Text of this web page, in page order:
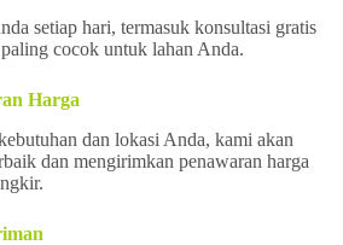
setiap hari, termasuk konsultasi gratis
cocok untuk lahan Anda.
Harga
dan lokasi Anda, kami akan
dan mengirimkan penawaran harga